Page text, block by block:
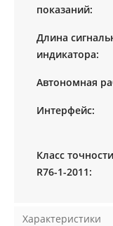
показаний:
Длина
индикатора:
Автономная
Интерфейс:
Класс
R76-1-2011:
Характеристики